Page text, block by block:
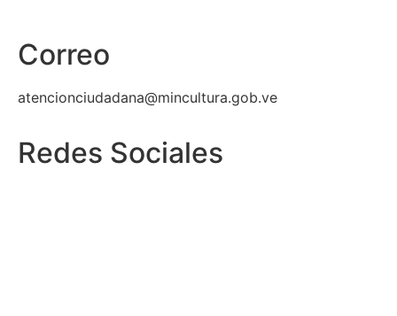
Correo
atencionciudadana@mincultura.gob.ve
Redes Sociales